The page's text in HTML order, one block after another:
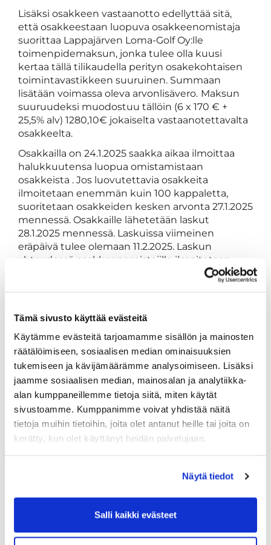
Tämä sivusto käyttää evästeitä
Käytämme evästeitä tarjoamamme sisällön ja mainosten
räätälöimiseen, sosiaalisen median ominaisuuksien
tukemiseen ja kävijämäärämme analysoimiseen. Lisäksi
jaamme sosiaalisen median, mainosalan ja analytiikka-
alan kumppaneillemme tietoja siitä, miten käytät
sivustoamme. Kumppanimme voivat yhdistää näitä
tietoja muihin tietoihin, joita olet antanut heille tai joita on
kerätty, kun olet käyttänyt heidän palvelujaan.
Näytä tiedot
Salli kaikki evästeet
Lisäksi osakkeen vastaanotto edellyttää sitä,
että osakkeestaan luopuva osakkeenomistaja
suorittaa Lappajärven Loma-Golf Oy:lle
toimenpidemaksun, jonka tulee olla kuusi
kertaa tällä tilikaudella perityn osakekohtaisen
toimintavastikkeen suuruinen. Summaan
lisätään voimassa oleva arvonlisävero. Maksun
suuruudeksi muodostuu tällöin (6 x 170 € +
25,5% alv) 1280,10€ jokaiselta vastaanotettavalta
osakkeelta.
Osakkailla on 24.1.2025 saakka aikaa ilmoittaa
halukkuutensa luopua omistamistaan
osakkeista . Jos luovutettavia osakkeita
ilmoitetaan enemmän kuin 100 kappaletta,
suoritetaan osakkeiden kesken arvonta 27.1.2025
mennessä. Osakkaille lähetetään laskut
28.1.2025 mennessä. Laskuissa viimeinen
eräpäivä tulee olemaan 11.2.2025. Laskun
yhteydessä osakkeenomistajille ilmoitetaan,
kuinka heidän tulee toimittaa osakekirjat
mennessä halukkuutensa luopua yhteensä
48 osakkeesta. Määrä jäi alle hallituksen
asettaman 100 osakkeen ylärajan ja kaikki
tarjotut osakkeet täyttävät vastaanotolle
asetetut edellytykset, joten kaikki osakkeet
etenevät vastaanottomenettelyn seuraavaan
vaiheeseen.
Jokaiselle luovutusmenettelyssä mukana
olevalle osakkeenomistajalle lähetetään
sähköposti 28.1.2025 mennessä, jossa on
toimenpidemaksusta, luovutuslomake sekä
tulee olemaan 11.2.2025 ja se tulee olla
maksettuna viimeistään eräpäivänä, että
osakkeesi mukaan luovutusmenettelyyt, etkä